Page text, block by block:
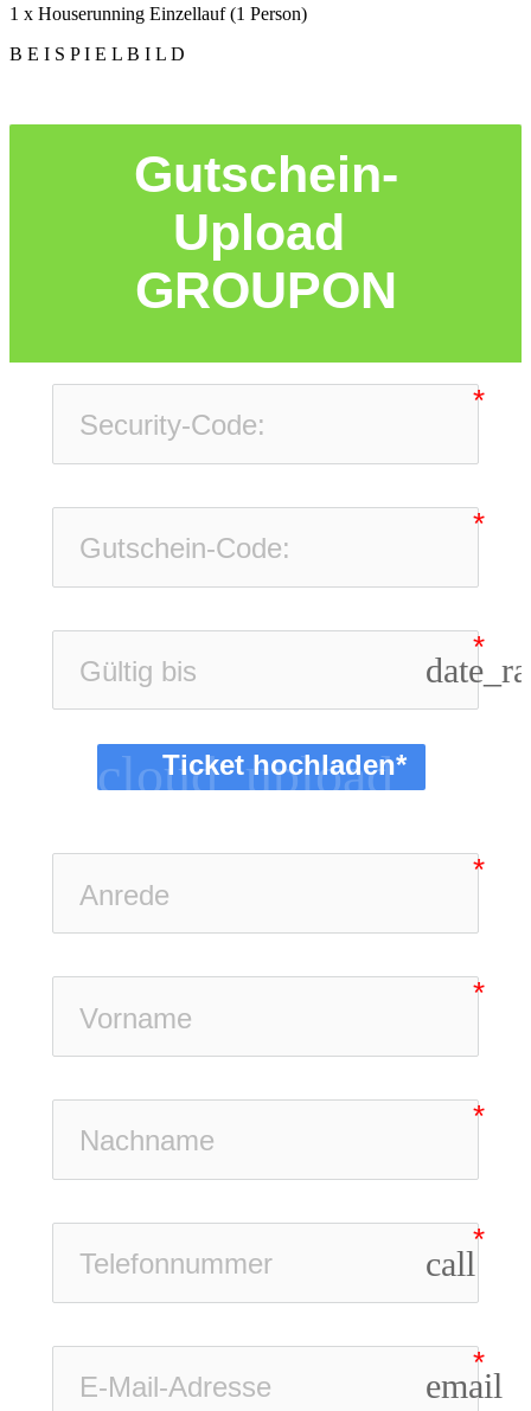
1 x Houserunning Einzellauf (1 Person)
B E I S P I E L B I L D
Gutschein-
Upload
GROUPON
cloud_upload
Ticket hochladen*
call
email